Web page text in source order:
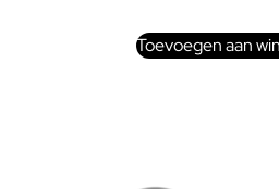
Toevoegen aan